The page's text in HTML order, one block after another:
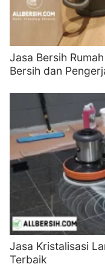
Jasa Bersih
Bersih dan
Jasa Kristalisasi
Terbaik